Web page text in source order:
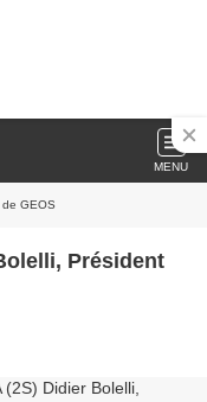
MENU
GEOS
Président